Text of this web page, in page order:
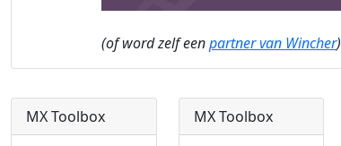
(of word zelf eenpartner van Wincher)
MX Toolbox MX Toolbox